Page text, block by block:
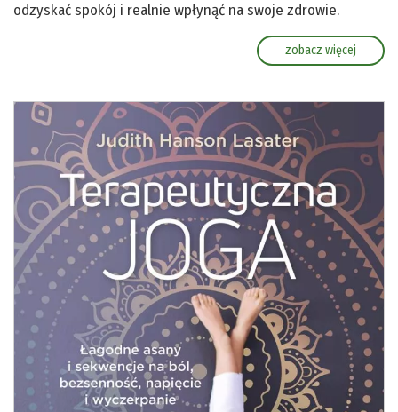
odzyskać spokój i realnie wpłynąć na swoje zdrowie.
zobacz więcej